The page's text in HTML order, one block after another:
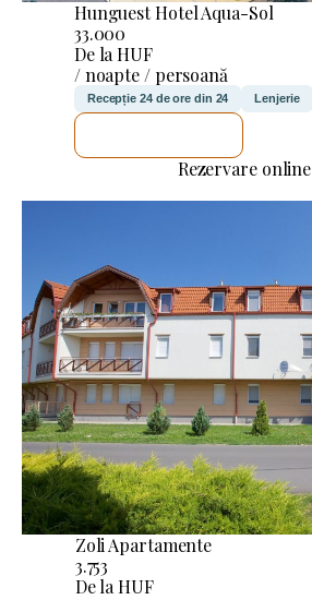
Hunguest Hotel Aqua-Sol
33.000
De la HUF
/ noapte / persoană
Recepție 24 de ore din 24 Lenjerie
Rezervare online
Zoli Apartamente
3.753
De la HUF